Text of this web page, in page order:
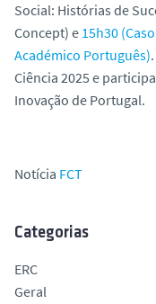
Social: Histórias de
Concept) e 15h30
Académico Português)
Ciência 2025 e
Inovação de Portugal.
Notícia FCT
Categorias
ERC
Geral